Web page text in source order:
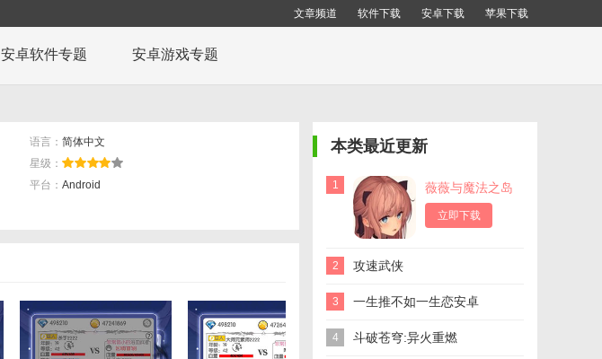
文章频道 软件下载 安卓下载 苹果下载
安卓软件专题 安卓游戏专题
语言： 简体中文
星级：
平台： Android
本类最近更新
1
薇薇与魔法之岛
手游官方版
立即下载
2 攻速武侠
3 一生推不如一生恋安卓
4 斗破苍穹:异火重燃